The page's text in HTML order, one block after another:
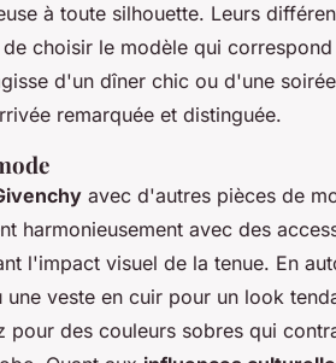
à toute silhouette. Leurs
choisir le modèle qui
d'un dîner chic ou d'une
remarquée et distinguée.
avec d'autres pièces de
harmonieusement avec des
l'impact visuel de la tenue. En
veste en cuir pour un look
des couleurs sobres qui